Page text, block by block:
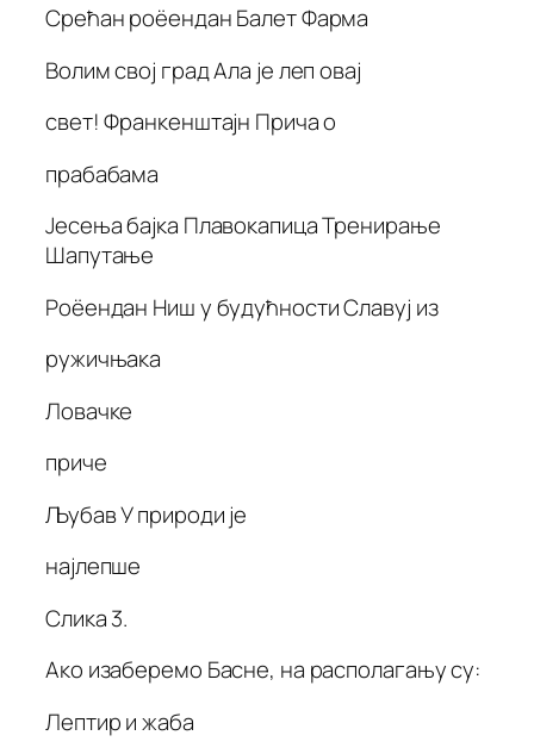
Срећан роёендан Балет Фарма
Волим свој град Ала је леп овај
свет! Франкенштајн Прича о
прабабама
Јесења бајка Плавокапица Тренирање
Шапутање
Роёендан Ниш у будућности Славуј из
ружичњака
Ловачке
приче
Љубав У природи је
најлепше
Слика 3.
Ако изаберемо Басне, на располагању су:
Лептир и жаба